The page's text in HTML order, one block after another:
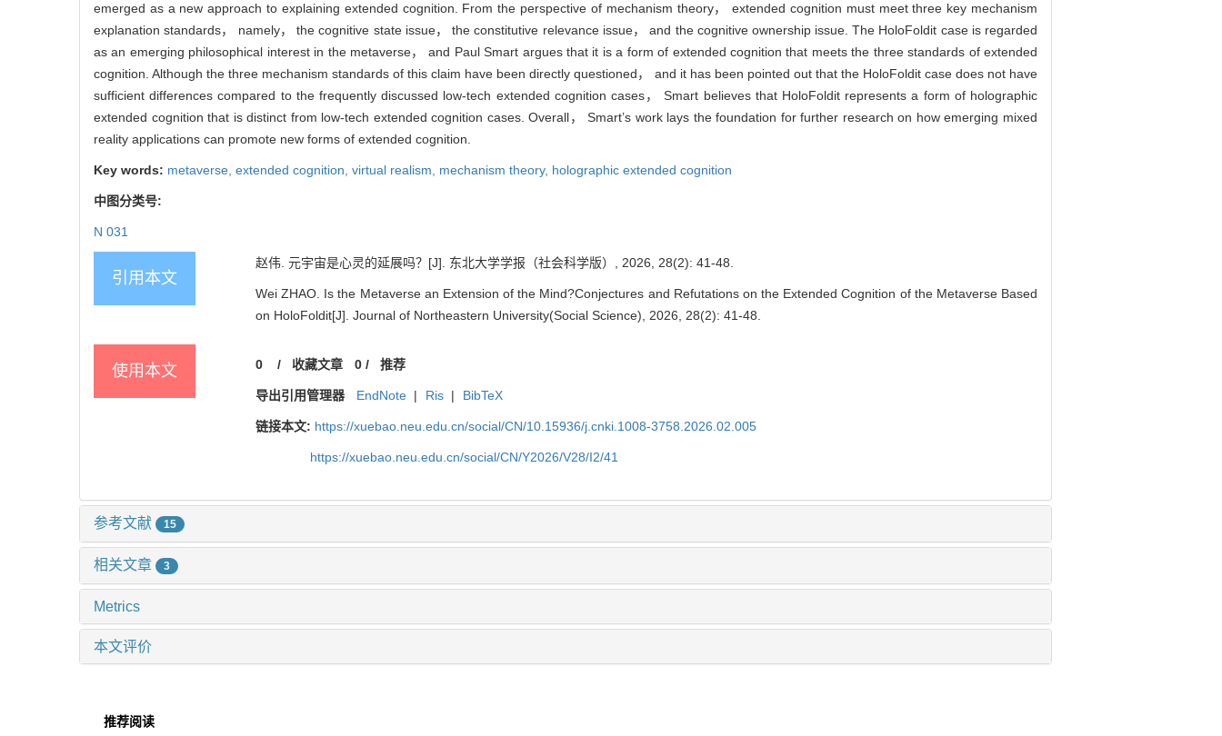
emerged as a new approach to explaining extended cognition. From the perspective of mechanism theory， extended cognition must meet three key mechanism
explanation standards， namely， the cognitive state issue， the constitutive relevance issue， and the cognitive ownership issue. The HoloFoldit case is regarded
as an emerging philosophical interest in the metaverse， and Paul Smart argues that it is a form of extended cognition that meets the three standards of extended
cognition. Although the three mechanism standards of this claim have been directly questioned， and it has been pointed out that the HoloFoldit case does not have
sufficient differences compared to the frequently discussed low-tech extended cognition cases， Smart believes that HoloFoldit represents a form of holographic
extended cognition that is distinct from low-tech extended cognition cases. Overall， Smart’s work lays the foundation for further research on how emerging mixed
reality applications can promote new forms of extended cognition.
Key words: metaverse, extended cognition, virtual realism, mechanism theory, holographic extended cognition
中图分类号:
N 031
引用本文
赵伟. 元宇宙是心灵的延展吗？[J]. 东北大学学报（社会科学版）, 2026, 28(2): 41-48.
Wei ZHAO. Is the Metaverse an Extension of the Mind?Conjectures and Refutations on the Extended Cognition of the Metaverse Based
on HoloFoldit[J]. Journal of Northeastern University(Social Science), 2026, 28(2): 41-48.
使用本文 0 / 收藏文章 0/ 推荐
导出引用管理器 EndNote | Ris | BibTeX
链接本文: https://xuebao.neu.edu.cn/social/CN/10.15936/j.cnki.1008-3758.2026.02.005
https://xuebao.neu.edu.cn/social/CN/Y2026/V28/I2/41
参考文献 15
相关文章 3
Metrics
本文评价
推荐阅读